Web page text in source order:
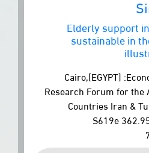
Elderly
Research Forum
Countries